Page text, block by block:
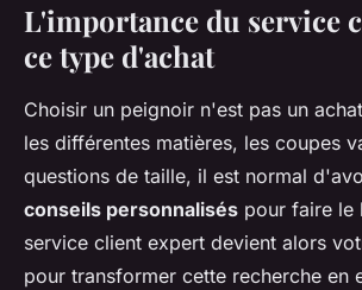
L'importance du service
ce type d'achat
Choisir un peignoir n'est pas un
les différentes matières, les coupes
questions de taille, il est normal
conseils personnalisés pour faire le
service client expert devient alors
pour transformer cette recherche en